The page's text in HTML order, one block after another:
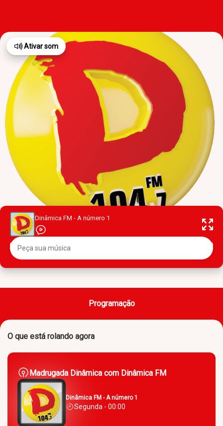
Ativar som
Dinâmica FM - A número 1
Programação
O que está rolando agora
Madrugada Dinâmica com Dinâmica FM
Dinâmica FM - A número 1
Segunda - 00:00